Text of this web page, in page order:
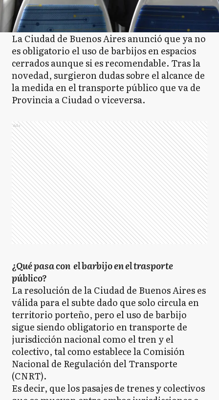
La Ciudad de Buenos Aires anunció que ya no
es obligatorio el uso de barbijos en espacios
cerrados aunque si es recomendable. Tras la
novedad, surgieron dudas sobre el alcance de
la medida en el transporte público que va de
Provincia a Ciudad o viceversa.
Ads
¿Qué pasa con el barbijo en el trasporte
público?
La resolución de la Ciudad de Buenos Aires es
válida para el subte dado que solo circula en
territorio porteño, pero el uso de barbijo
sigue siendo obligatorio en transporte de
jurisdicción nacional como el tren y el
colectivo, tal como establece la Comisión
Nacional de Regulación del Transporte
(CNRT).
Es decir, que los pasajes de trenes y colectivos